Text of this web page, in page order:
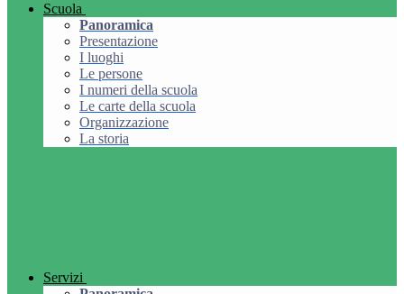
Scuola
Panoramica
Presentazione
I luoghi
Le persone
I numeri della scuola
Le carte della scuola
Organizzazione
La storia
Servizi